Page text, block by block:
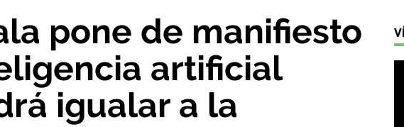
pone de manifiesto
artificial
igualar a la